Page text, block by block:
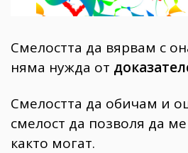
389
Gentlemen
382
Wellness
Смелостта да вярвам с
няма нужда от
Смелостта да обичам и
смелост да позволя да
както могат.